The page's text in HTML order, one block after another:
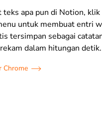
teks apa pun di Notion,
untuk membuat entri
tersimpan sebagai
dalam hitungan detik.
Chrome